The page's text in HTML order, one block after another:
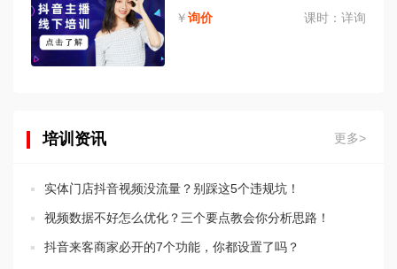
￥询价 课时： 详询
培训资讯 更多>
实体门店抖音视频没流量？别踩这5个违规坑！
视频数据不好怎么优化？三个要点教会你分析思路！
抖音来客商家必开的7个功能，你都设置了吗？